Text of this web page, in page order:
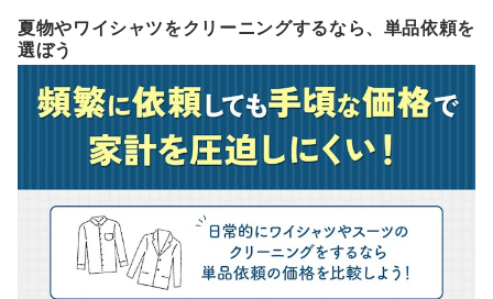
夏物やワイシャツをクリーニングするなら、単品依頼を
選ぼう